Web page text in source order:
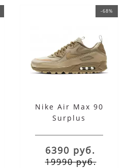
-68%
Nike Air Max 90
Surplus
6390 руб.
19990 руб.